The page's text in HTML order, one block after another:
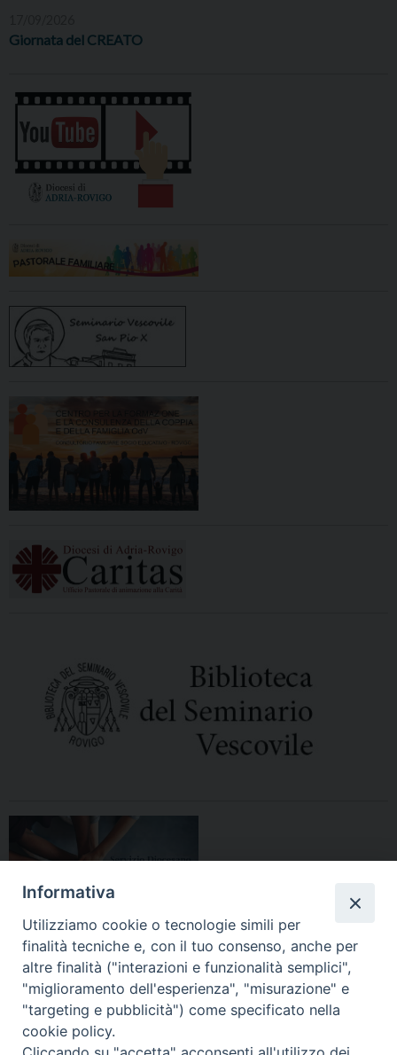
Giornata del CREATO
HOME DIOCESI VESCOVO CURIA VESCOVILE NEWS
Informativa
Utilizziamo cookie o tecnologie simili per
finalità tecniche e, con il tuo consenso, anche per
altre finalità ("interazioni e funzionalità semplici",
"miglioramento dell'esperienza", "misurazione" e
"targeting e pubblicità") come specificato nella
cookie policy.